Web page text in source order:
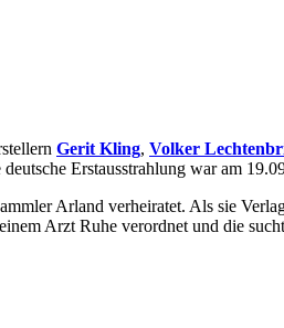
Gerit Kling, Volker
Erstausstrahlung war am
Arland verheiratet. Als sie
Arzt Ruhe verordnet und die